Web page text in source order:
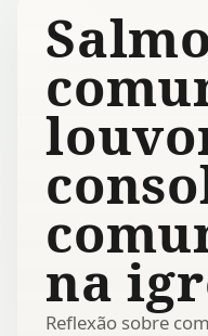
na
Reflexão sobre